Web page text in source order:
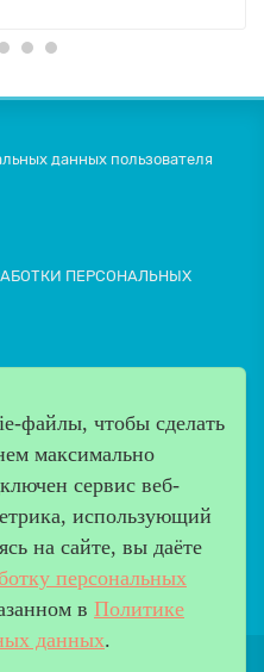
данных пользователя
ПЕРСОНАЛЬНЫХ
файлы, чтобы сделать
максимально
сервис веб-
использующий
на сайте, вы даёте
персональных
в Политике
данных.